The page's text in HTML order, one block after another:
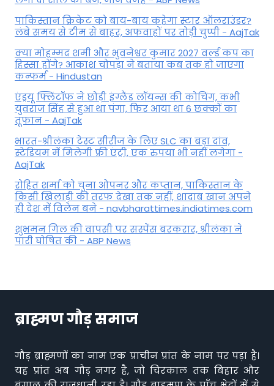
पाकिस्तान क्रिकेट को बाय-बाय कहेगा स्टार ऑलराउंडर?
लंबे समय से टीम से बाहर, अफवाहों पर तोड़ी चुप्पी - AajTak
क्या मोहम्मद शमी और भुवनेश्वर कुमार 2027 वर्ल्ड कप का
हिस्सा होंगे? आकाश चोपड़ा ने बताया कब तक हो जाएगा
कन्फर्म - Hindustan
एंड्रयू फ्लिंटॉफ ने छोड़ी इंग्लैंड लॉयन्स की कोच‍िंग, कभी
युवराज सिंह से हुआ था पंगा, फ‍िर आया था 6 छक्कों का
तूफान - AajTak
भारत-श्रीलंका टेस्ट सीरीज के लिए SLC का बड़ा दांव,
स्टेडियम में मिलेगी फ्री एंट्री, एक रुपया भी नहीं लगेगा -
AajTak
रोहित शर्मा को चुना ओपनर और कप्तान, पाकिस्तान के
किसी खिलाड़ी की तरफ देखा तक नहीं, शादाब खान अपने
ही देश में विलेन बने - navbharattimes.indiatimes.com
शुभमन गिल की वापसी पर सस्पेंस बरकरार, श्रीलंका ने
पारी घोषित की - ABP News
ब्राह्मण गौड़ समाज
गौड़ ब्राह्मणों का नाम एक प्राचीन प्रांत के नाम पर पड़ा है।
यह प्रांत अब गौड़ नगर है, जो चिरकाल तक बिहार और